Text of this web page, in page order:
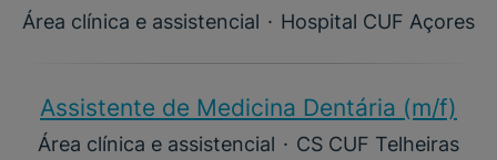
Área clínica e assistencial · Hospital CUF Açores
Assistente de Medicina Dentária (m/f)​
Área clínica e assistencial · CS CUF Telheiras